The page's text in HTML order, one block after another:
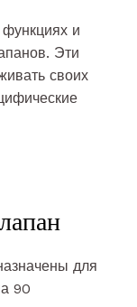
и
Эти
своих
для
90